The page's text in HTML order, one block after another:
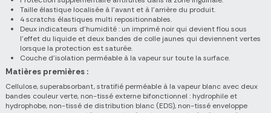
Taille élastique localisée à l'avant et à l'arrière du produit.
4 scratchs élastiques multi repositionnables.
Deux indicateurs d'humidité : un imprimé noir qui devient flou sous
l'effet du liquide et deux bandes de colle jaunes qui deviennent vertes
lorsque la protection est saturée.
Couche d'isolation perméable à la vapeur sur toute la surface.
Matières premières :
Cellulose, superabsorbant, stratifié perméable à la vapeur blanc avec deux
bandes couleur verte, non-tissé externe bifonctionnel : hydrophile et
hydrophobe, non-tissé de distribution blanc (EDS), non-tissé enveloppe